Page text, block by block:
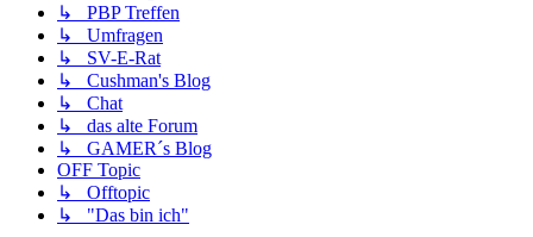
↳ PBP Treffen
↳ Umfragen
↳ SV-E-Rat
↳ Cushman's Blog
↳ Chat
↳ das alte Forum
↳ GAMER´s Blog
OFF Topic
↳ Offtopic
↳ "Das bin ich"